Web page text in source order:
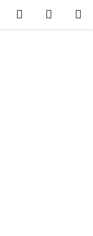
Hledat
KOŠÍK